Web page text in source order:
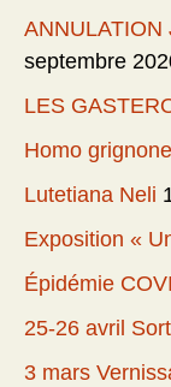
ANNULATION
septembre
LES
Homo
Lutetiana Neli
Exposition «
Épidémie
25-26 avril
3 mars